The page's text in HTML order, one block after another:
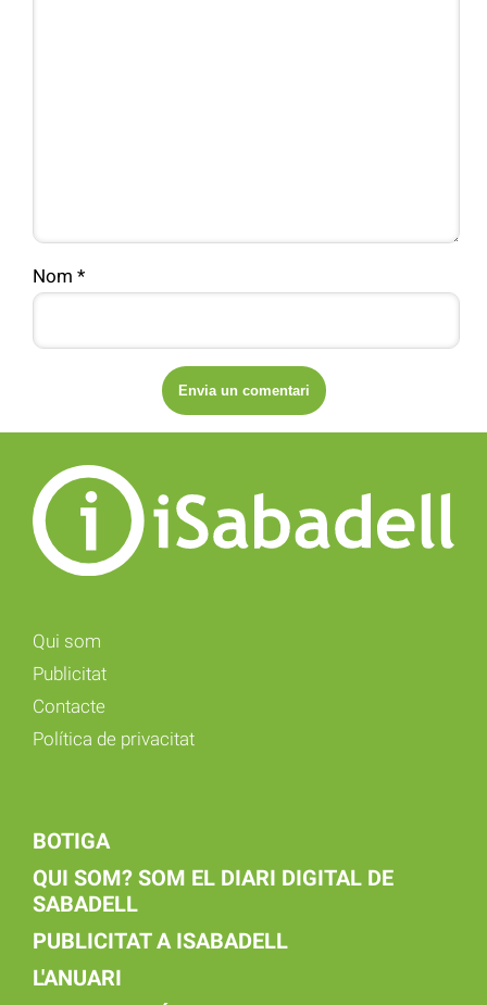
Nom *
Qui som
Publicitat
Contacte
Política de privacitat
BOTIGA
QUI SOM? SOM EL DIARI DIGITAL DE
SABADELL
PUBLICITAT A ISABADELL
L'ANUARI